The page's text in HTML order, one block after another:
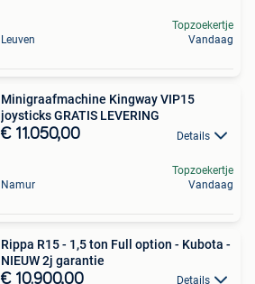
Leuven
Topzoekertje
Vandaag
Minigraafmachine Kingway VIP15
joysticks GRATIS LEVERING
€ 11.050,00 Details
Namur
Topzoekertje
Vandaag
Rippa R15 - 1,5 ton Full option - Kubota -
NIEUW 2j garantie
€ 10.900,00 Details